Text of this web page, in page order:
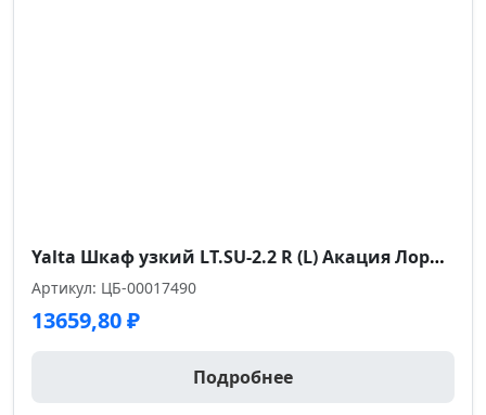
Yalta Шкаф узкий LT.SU-2.2 R (L) Акация Лорка 400*450*1195
Артикул: ЦБ-00017490
13659,80₽
Подробнее